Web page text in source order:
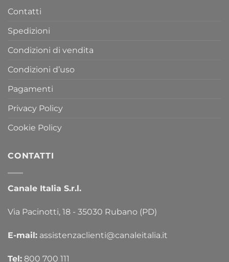
Contatti
Spedizioni
Condizioni di vendita
Condizioni d’uso
Pagamenti
Privacy Policy
Cookie Policy
CONTATTI
Canale Italia S.r.l.
Via Pacinotti, 18 - 35030 Rubano (PD)
E-mail: assistenzaclienti@canaleitalia.it
Tel: 800 700 111